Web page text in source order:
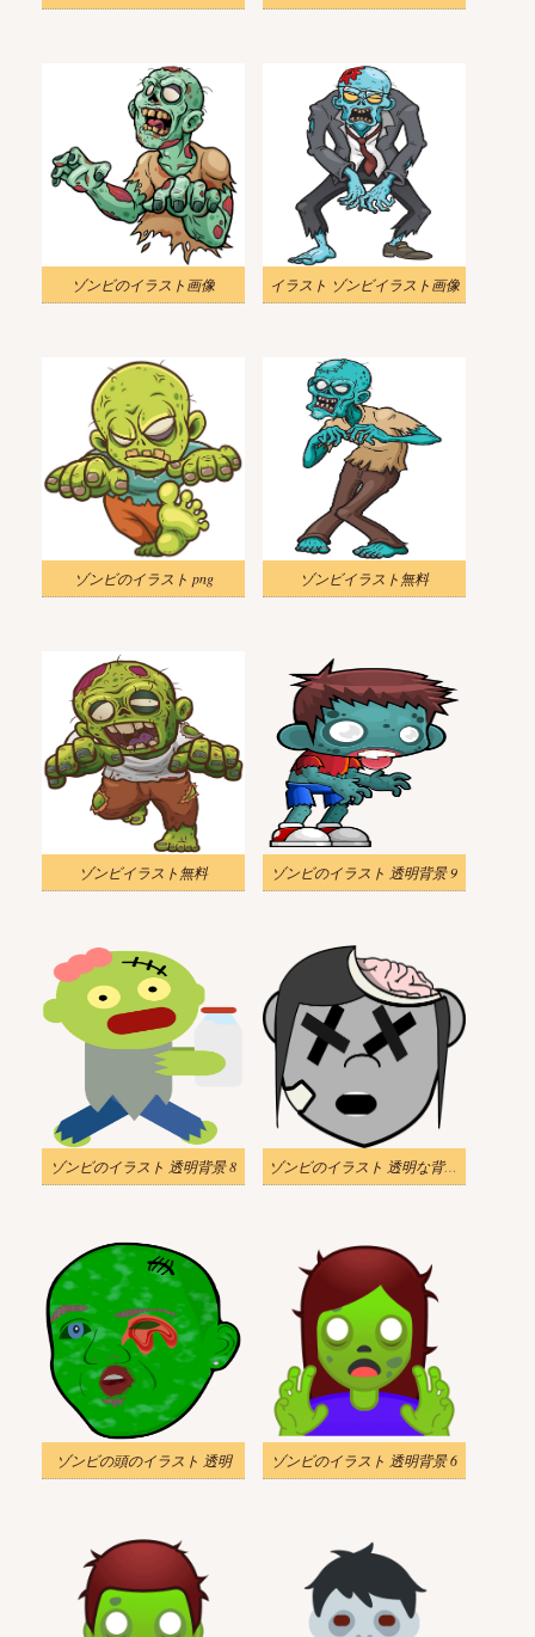
ゾンビのイラスト画像 イラスト ゾンビイラスト画像
ゾンビのイラスト png ゾンビイラスト無料
ゾンビイラスト無料 ゾンビのイラスト 透明背景 9
ゾンビのイラスト 透明背景 8 ゾンビのイラスト 透明な背景 7
ゾンビの頭のイラスト 透明 ゾンビのイラスト 透明背景 6